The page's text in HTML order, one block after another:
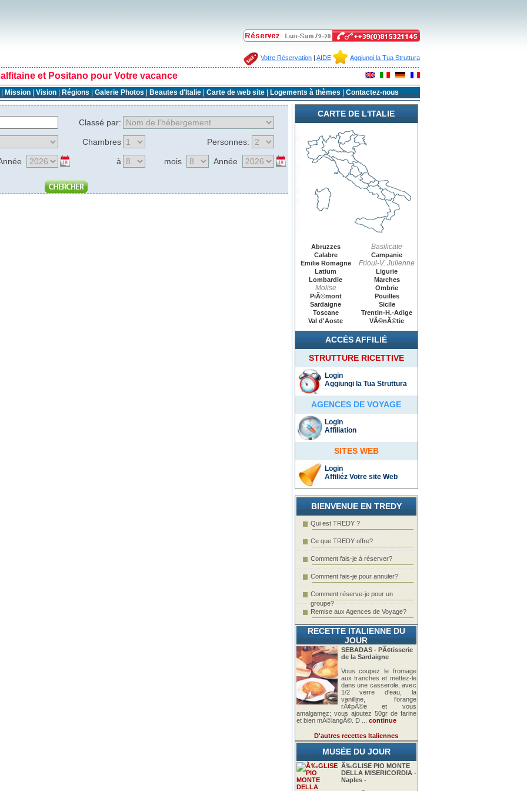
Votre Réservation | AIDE Aggiungi la Tua Struttura
et Positano pour Votre vacance
|Mission|Vision|Régions|Galerie Photos|Beautes d'Italie|Carte de web site| Logements à thèmes |Contactez-nous
Classé par:
Chambres Personnes:
à mois Année
CARTE DE L'ITALIE
Abruzzes
Calabre
Emilie Romagne
Latium
Lombardie
Molise
PiÃ©mont
Sardaigne
Toscane
Val d'Aoste
Basilicate
Campanie
Frioul-V. Julienne
Ligurie
Marches
Ombrie
Pouilles
Sicile
Trentin-H.-Adige
VÃ©nÃ©tie
ACCÉS AFFILIÉ
STRUTTURE RICETTIVE
Login
Aggiungi la Tua Struttura
AGENCES DE VOYAGE
Login
Affiliation
SITES WEB
Login
Affiliéz Votre site Web
BIENVENUE EN TREDY
Qui est TREDY ?
Ce que TREDY offre?
Comment fais-je à réserver?
Comment fais-je pour annuler?
Comment réserve-je pour un
groupe?
Remise aux Agences de Voyage?
RECETTE ITALIENNE DU
JOUR
SEBADAS - PÃ¢tisserie
de la Sardaigne
Vous coupez le fromage
aux tranches et mettez-le
dans une casserole, avec
1/2 verre d'eau, la
vanilline, l'orange
rÃ¢pÃ©e et vous
amalgamez; vous ajoutez 50gr de farine
et bien mÃ©langÃ©. D ... continue
D'autres recettes Italiennes
MUSÉE DU JOUR
Ã‰GLISE PIO MONTE
DELLA MISERICORDIA -
Naples -